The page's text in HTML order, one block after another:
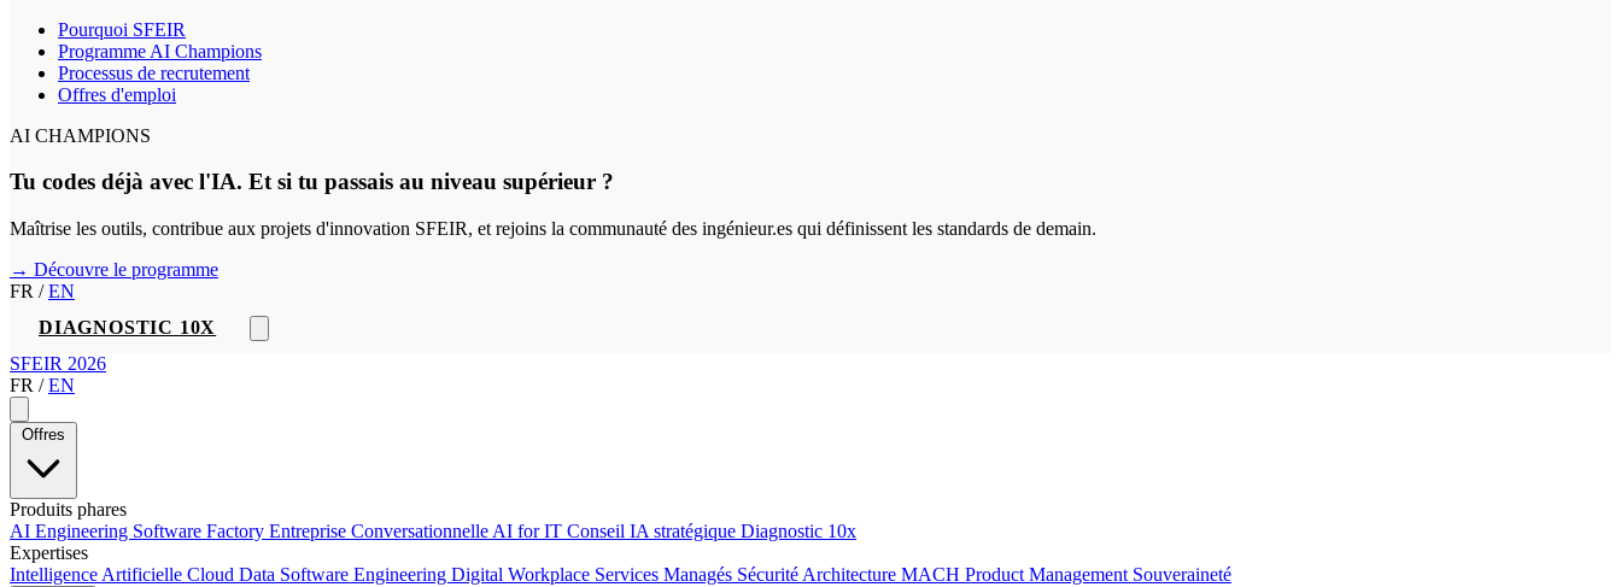
Pourquoi SFEIR
Programme AI Champions
Processus de recrutement
Offres d'emploi
AI CHAMPIONS
Tu codes déjà avec l'IA. Et si tu passais au niveau supérieur ?
Maîtrise les outils, contribue aux projets d'innovation SFEIR, et rejoins la communauté des ingénieur.es qui définissent les standards de demain.
→ Découvre le programme
FR / EN
DIAGNOSTIC 10X
SFEIR 2026
FR / EN
Offres
Produits phares
AI Engineering Software Factory Entreprise Conversationnelle AI for IT Conseil IA stratégique Diagnostic 10x
Expertises
Intelligence Artificielle Cloud Data Software Engineering Digital Workplace Services Managés Sécurité Architecture MACH Product Management Souveraineté